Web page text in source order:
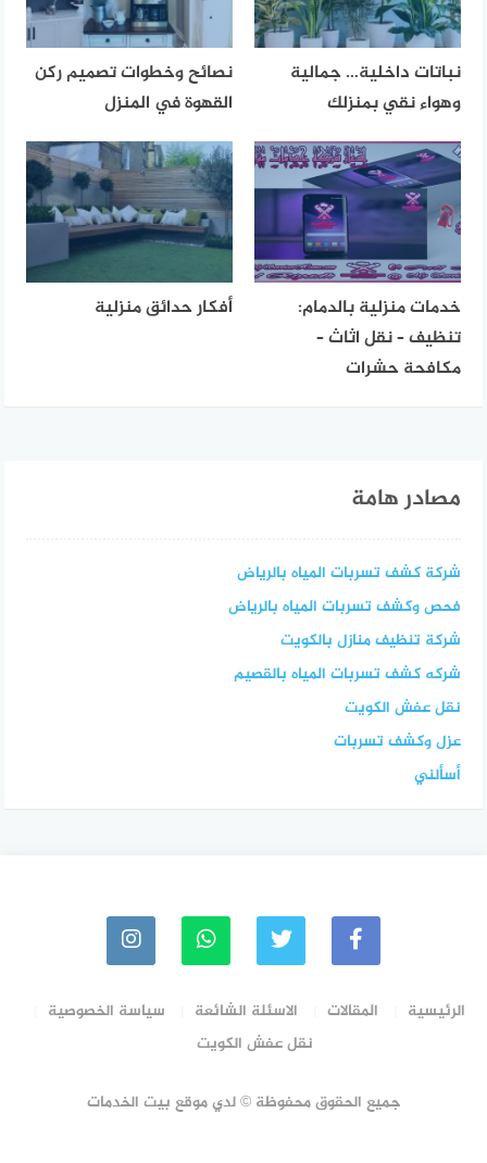
نباتات داخلية… جمالية
وهواء نقي بمنزلك
نصائح وخطوات تصميم ركن
القهوة في المنزل
خدمات منزلية بالدمام:
تنظيف – نقل اثاث –
مكافحة حشرات
أفكار حدائق منزلية
مصادر هامة
شركة كشف تسربات المياه بالرياض
فحص وكشف تسربات المياه بالرياض
شركة تنظيف منازل بالكويت
شركه كشف تسربات المياه بالقصيم
نقل عفش الكويت
عزل وكشف تسربات
أسألني
الرئيسية المقالات الاسئلة الشائعة
سياسة الخصوصية
نقل عفش الكويت
جميع الحقوق محفوظة © لدي موقع بيت الخدمات